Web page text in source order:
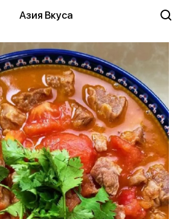
Азия Вкуса